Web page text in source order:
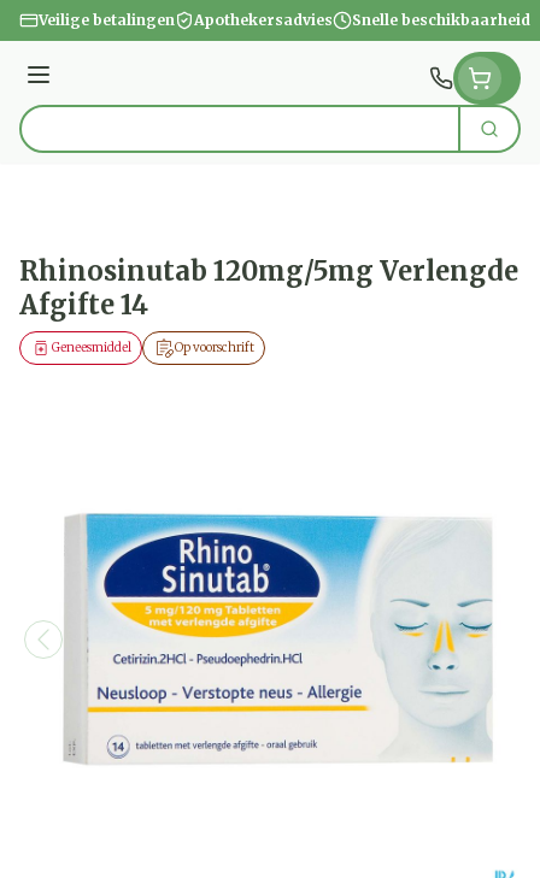
Ga naar de inhoud
Veilige betalingen Apothekersadvies Snelle beschikbaarheid
Menu
Product, merk, categorie... Zoek
Rhinosinutab 120mg/5mg Verlengde
Afgifte 14
Op voorschrift
Geneesmiddel